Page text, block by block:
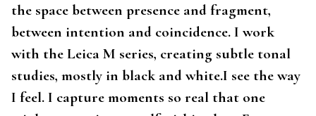
the space between presence and fragment,
between intention and coincidence. I work
with the Leica M series, creating subtle tonal
studies, mostly in black and white.I see the way
I feel. I capture moments so real that one